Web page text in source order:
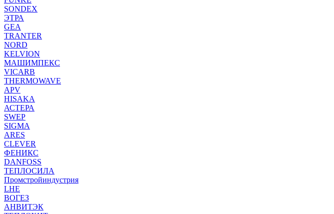
SONDEX
ЭТРА
GEA
TRANTER
NORD
KELVION
МАШИМПЕКС
VICARB
THERMOWAVE
APV
HISAKA
АСТЕРА
SWEP
SIGMA
ARES
CLEVER
ФЕНИКС
DANFOSS
ТЕПЛОСИЛА
Промстройиндустрия
LHE
ВОГЕЗ
АНВИТЭК